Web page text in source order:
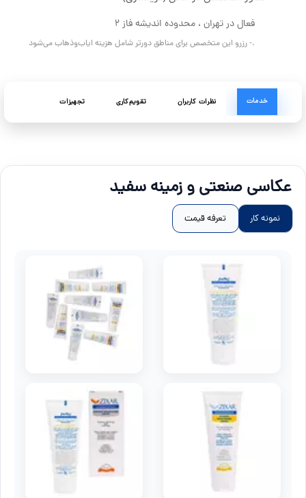
فعال در تهران ، محدوده اندیشه فاز ۲
.- رزرو این متخصص برای مناطق دورتر شامل هزینه ایاب‌وذهاب می‌شود
خدمات نظرات کاربران تقویم‌کاری تجهیزات
عکاسی صنعتی و زمینه سفید
نمونه کار تعرفه قیمت